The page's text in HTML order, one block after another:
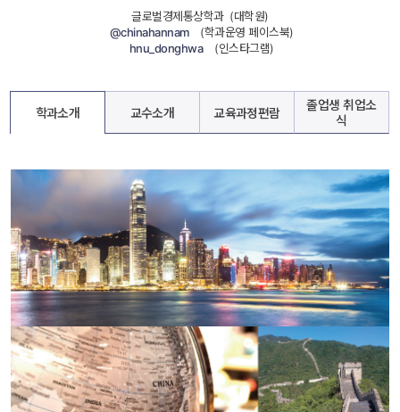
글로벌경제통상학과 (대학원)
@chinahannam
(학과운영 페이스북)
hnu_donghwa (인스타그램)
학과소개 교수소개 교육과정편람
졸업생 취업소
식